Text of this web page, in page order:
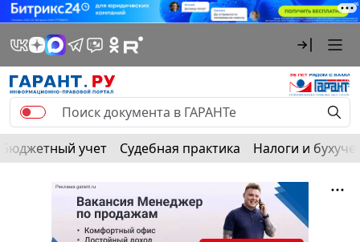
Бюджетный учет Судебная практика Налоги и